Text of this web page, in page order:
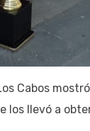
Cabos
llevó a